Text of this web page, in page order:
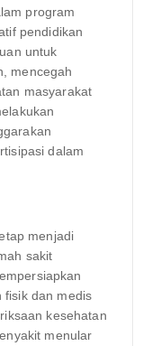
program
pendidikan
untuk
mencegah
masyarakat
dalam
menjadi
sakit
fisik dan medis
kesehatan
menular